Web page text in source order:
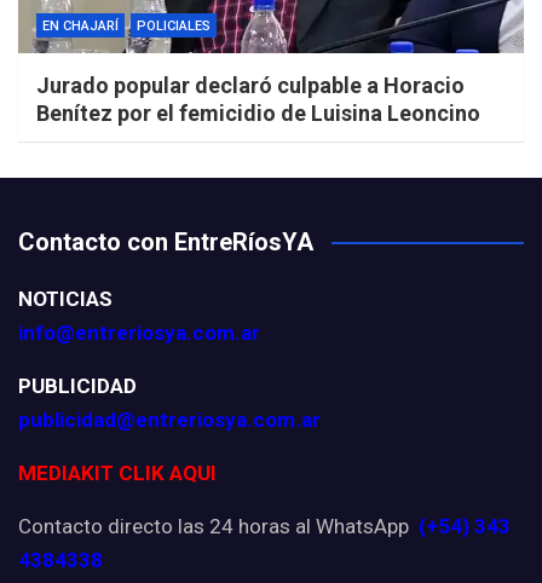
EN CHAJARÍ POLICIALES
Jurado popular declaró culpable a Horacio
Benítez por el femicidio de Luisina Leoncino
Contacto con EntreRíosYA
NOTICIAS
info@entreriosya.com.ar
PUBLICIDAD
publicidad@entreriosya.com.ar
MEDIAKIT CLIK AQUI
Contacto directo las 24 horas al WhatsApp (+54) 343
4384338